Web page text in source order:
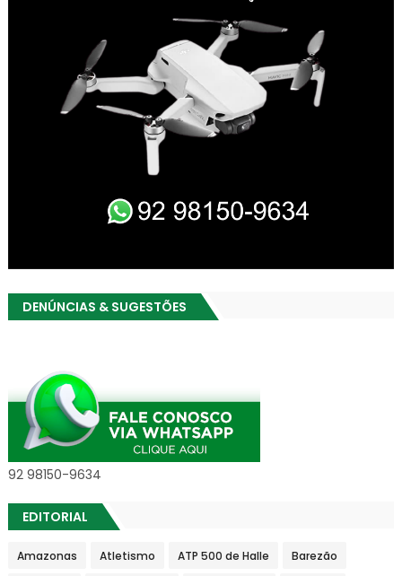
DENÚNCIAS & SUGESTÕES
92 98150-9634
EDITORIAL
Amazonas Atletismo ATP 500 de Halle Barezão